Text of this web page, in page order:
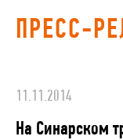
ПРЕСС-
11.11.2014
На Синарском